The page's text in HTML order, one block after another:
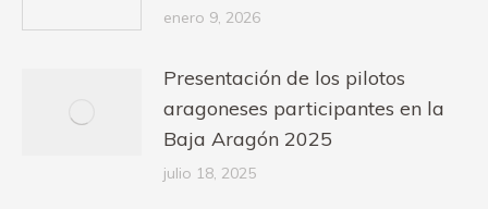
enero 9, 2026
Presentación de los pilotos
aragoneses participantes en la
Baja Aragón 2025
julio 18, 2025